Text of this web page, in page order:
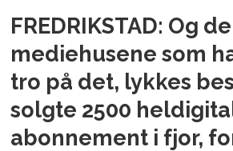
FREDRIKSTAD: Og
mediehusene som
tro på det, lykkes
solgte 2500
abonnement i fjor,